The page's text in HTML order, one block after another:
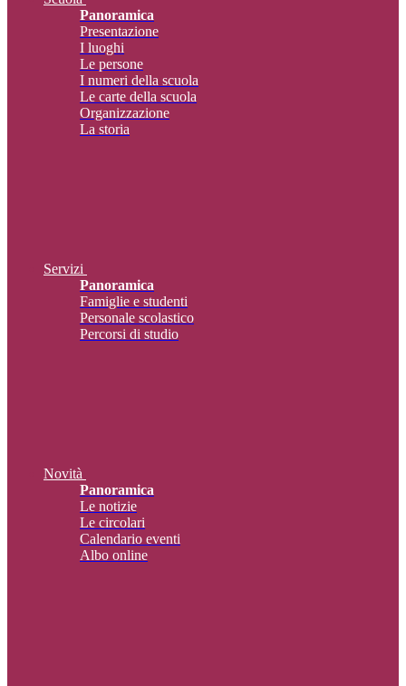
Panoramica
Presentazione
I luoghi
Le persone
I numeri della scuola
Le carte della scuola
Organizzazione
La storia
Servizi
Panoramica
Famiglie e studenti
Personale scolastico
Percorsi di studio
Novità
Panoramica
Le notizie
Le circolari
Calendario eventi
Albo online